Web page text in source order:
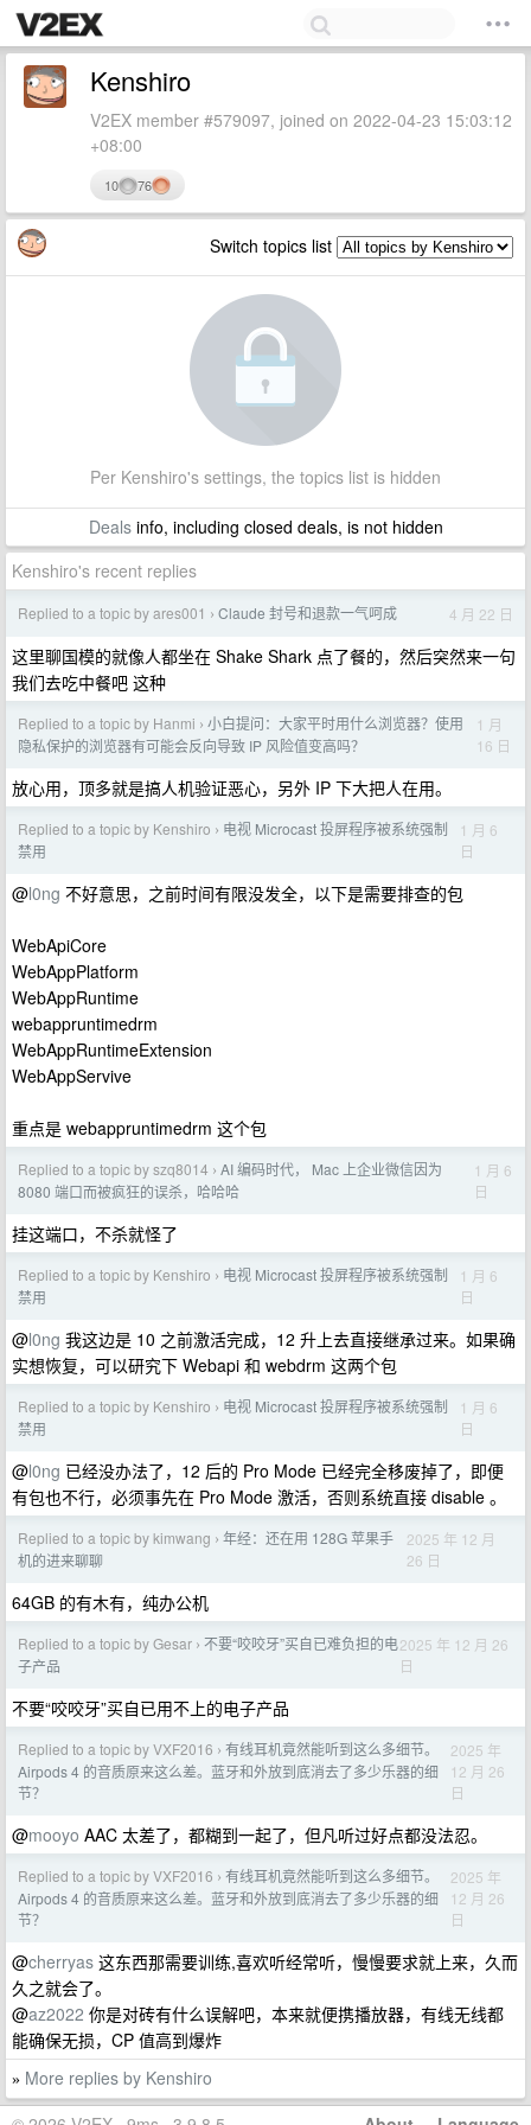
Kenshiro
V2EX member #579097, joined on 2022-04-23 15:03:12
+08:00
10 76
Switch topics list
Per Kenshiro's settings, the topics list is hidden
Dealsinfo, including closed deals, is not hidden
Kenshiro's recent replies
Replied to a topic by ares001 › Claude 封号和退款一气呵成 4 月 22 日
这里聊国模的就像人都坐在 Shake Shark 点了餐的，然后突然来一句
我们去吃中餐吧 这种
Replied to a topic by Hanmi › 小白提问：大家平时用什么浏览器？使用
隐私保护的浏览器有可能会反向导致 IP 风险值变高吗？
1 月
16 日
放心用，顶多就是搞人机验证恶心，另外 IP 下大把人在用。
Replied to a topic by Kenshiro › 电视 Microcast 投屏程序被系统强制
禁用
1 月 6
日
@l0ng 不好意思，之前时间有限没发全，以下是需要排查的包
WebApiCore
WebAppPlatform
WebAppRuntime
webappruntimedrm
WebAppRuntimeExtension
WebAppServive
重点是 webappruntimedrm 这个包
Replied to a topic by szq8014 › AI 编码时代， Mac 上企业微信因为
8080 端口而被疯狂的误杀，哈哈哈
1 月 6
日
挂这端口，不杀就怪了
Replied to a topic by Kenshiro › 电视 Microcast 投屏程序被系统强制
禁用
1 月 6
日
@l0ng 我这边是 10 之前激活完成，12 升上去直接继承过来。如果确
实想恢复，可以研究下 Webapi 和 webdrm 这两个包
Replied to a topic by Kenshiro › 电视 Microcast 投屏程序被系统强制
禁用
1 月 6
日
@l0ng 已经没办法了，12 后的 Pro Mode 已经完全移废掉了，即便
有包也不行，必须事先在 Pro Mode 激活，否则系统直接 disable 。
Replied to a topic by kimwang › 年经：还在用 128G 苹果手
机的进来聊聊
2025 年 12 月
26 日
64GB 的有木有，纯办公机
Replied to a topic by Gesar › 不要“咬咬牙”买自已难负担的电
子产品
2025 年 12 月 26
日
不要“咬咬牙”买自已用不上的电子产品
Replied to a topic by VXF2016 › 有线耳机竟然能听到这么多细节。
Airpods 4 的音质原来这么差。蓝牙和外放到底消去了多少乐器的细
节？
2025 年
12 月 26
日
@mooyo AAC 太差了，都糊到一起了，但凡听过好点都没法忍。
Replied to a topic by VXF2016 › 有线耳机竟然能听到这么多细节。
Airpods 4 的音质原来这么差。蓝牙和外放到底消去了多少乐器的细
节？
2025 年
12 月 26
日
@cherryas 这东西那需要训练,喜欢听经常听，慢慢要求就上来，久而
久之就会了。
@az2022 你是对砖有什么误解吧，本来就便携播放器，有线无线都
能确保无损，CP 值高到爆炸
» More replies by Kenshiro